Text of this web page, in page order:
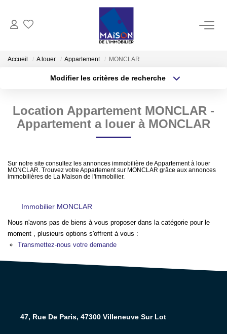
LOCATION
GESTION
Estimer Vendre
NOS AGENCES
CONTACT
EN
Accueil A louer Appartement MONCLAR
Modifier les critères de recherche
Sélectionnez...
Type de bien
Surface min
Créer une alerte
Location Appartement MONCLAR -
Appartement a louer à MONCLAR
Sur notre site consultez les annonces immobilière de Appartement à louer
MONCLAR. Trouvez votre Appartement sur MONCLAR grâce aux annonces
immobilières de La Maison de l'immobilier.
Immobilier MONCLAR
Nous n'avons pas de biens à vous proposer dans la catégorie pour le
moment , plusieurs options s'offrent à vous :
Transmettez-nous votre demande
47, Rue De Paris, 47300 Villeneuve Sur Lot